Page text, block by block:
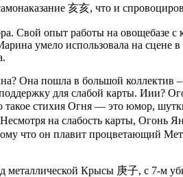
亥亥, что и
Свой опыт работы на овощебазе
умело использовала на сцене
Она пошла в большой коллектив
для слабой карты. Иии?
такое стихия Огня — это юмор,
на слабость карты, Огонь
что он плавит процветающий
металлической Крысы 庚子, с 7-м